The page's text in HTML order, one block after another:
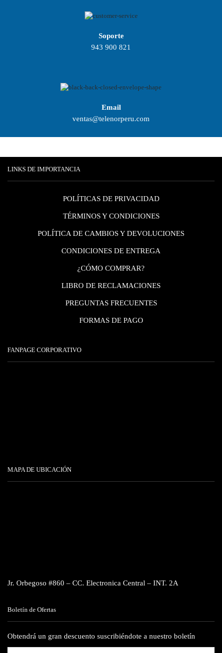
Soporte
943 900 821
Email
ventas@telenorperu.com
LINKS DE IMPORTANCIA
POLÍTICAS DE PRIVACIDAD
TÉRMINOS Y CONDICIONES
POLÍTICA DE CAMBIOS Y DEVOLUCIONES
CONDICIONES DE ENTREGA
¿CÓMO COMPRAR?
LIBRO DE RECLAMACIONES
PREGUNTAS FRECUENTES
FORMAS DE PAGO
FANPAGE CORPORATIVO
MAPA DE UBICACIÓN
Jr. Orbegoso #860 – CC. Electronica Central – INT. 2A
Boletín de Ofertas
Obtendrá un gran descuento suscribiéndote a nuestro boletín